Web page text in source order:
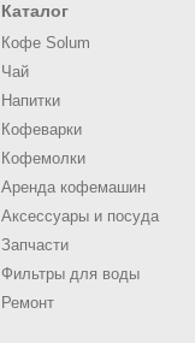
Каталог
Кофе Solum
Чай
Напитки
Кофеварки
Кофемолки
Аренда кофемашин
Аксессуары и посуда
Запчасти
Фильтры для воды
Ремонт